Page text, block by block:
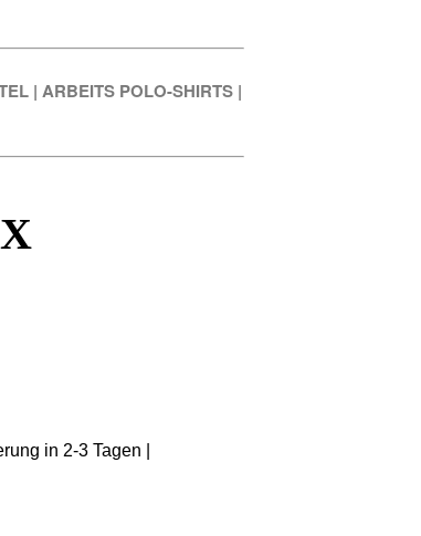
| ARBEITS POLO-SHIRTS |
in 2-3 Tagen |